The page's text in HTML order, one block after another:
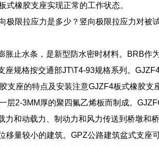
橡胶支座实现正常的工作状态。
限拉应力是多少？竖向极限拉应力对被
止水条，是新型防水密时材料。BRB作
规格按交通部JT\T4-93规格系列。
支座的特点及安装注意GJZF4板式橡胶支
层2-3MM厚的聚四氟乙烯板而制成。
和动载力、制动力和风力传送到桥墩和
量较小的建筑。GPZ公路建筑盆式支座